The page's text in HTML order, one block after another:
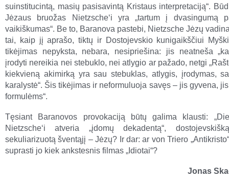
suinstitucintą, masių pasisavintą Kristaus interpretaciją“.
Jėzaus bruožas Nietzsche‘i yra „tartum į dvasingumą
vaikiškumas“. Be to, Baranova pastebi, Nietzsche Jėzų
tai, kaip jį aprašo, tiktų ir Dostojevskio kunigaikščiui
tikėjimas nepyksta, nebara, nesipriešina: jis neatneša
įrodyti nereikia nei stebuklo, nei atlygio ar pažado, netgi
kiekvieną akimirką yra sau stebuklas, atlygis, įrodymas,
karalystė“. Šis tikėjimas ir neformuluoja savęs – jis gyvena,
formulėms“.
Tęsiant Baranovos provokaciją būtų galima klausti:
Nietzsche‘i atveria „įdomų dekadentą“,
sekuliarizuotą šventąjį – Jėzų? Ir dar: ar von Triero
suprasti jo kiek ankstesnis filmas „Idiotai“?
Jonas